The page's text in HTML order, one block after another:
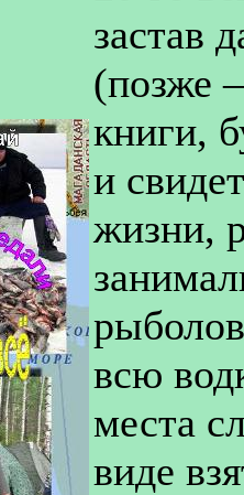
застав
(позже
книги,
и
жизни,
всю
места
виде